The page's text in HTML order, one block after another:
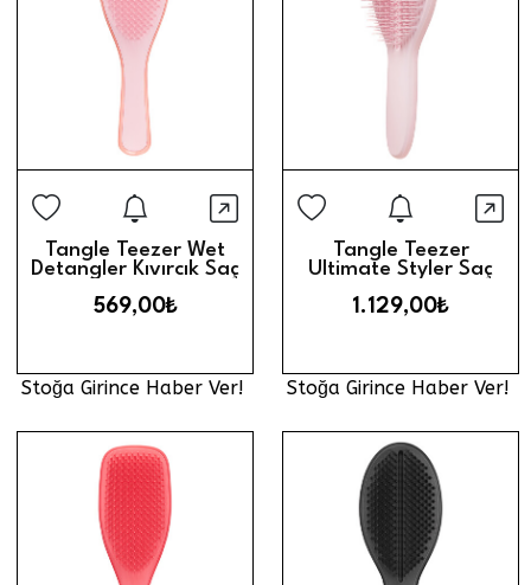
Stoğa Girince Haber Ver
Hızlı Görünüm
Tangle Teezer Wet
Detangler Kıvırcık Saç
569,00₺
Stoğa Girince Haber Ver!
Stoğa
Tangle Teezer
Ultimate Styler Saç
1.129,00₺
Stoğa Girince Haber Ver!